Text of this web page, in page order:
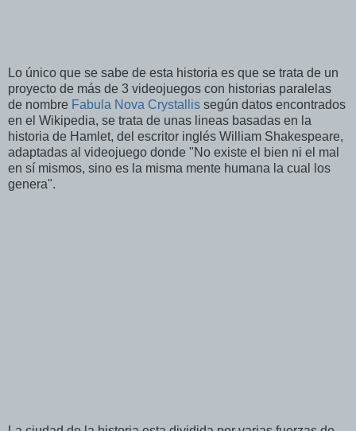
Lo único que se sabe de esta historia es que se trata de un
proyecto de más de 3 videojuegos con historias paralelas
de nombre Fabula Nova Crystallis según datos encontrados
en el Wikipedia, se trata de unas lineas basadas en la
historia de Hamlet, del escritor inglés William Shakespeare,
adaptadas al videojuego donde "No existe el bien ni el mal
en sí mismos, sino es la misma mente humana la cual los
genera".